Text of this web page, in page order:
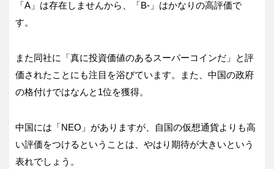
「A」は存在しませんから、「B-」はかなりの高評価で
す。
また同社に「真に投資価値のあるスーパーコインだ」と評
価されたことにも注目を浴びています。また、中国の政府
の格付けではなんと1位を獲得。
中国には「NEO」がありますが、自国の仮想通貨よりも高
い評価をつけるということは、やはり期待が大きいという
表れでしょう。